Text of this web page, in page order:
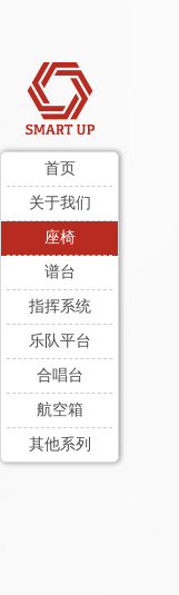
首页
关于我们
座椅
谱台
指挥系统
乐队平台
合唱台
航空箱
其他系列